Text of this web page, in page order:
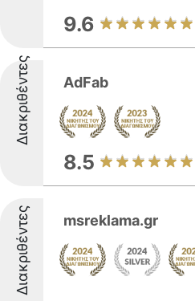
9.6
Διακριθέντες AdFab
8.5
Διακριθέντες msreklama.gr